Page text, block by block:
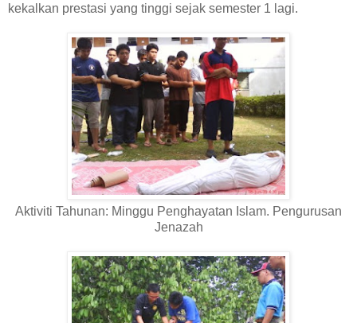
kekalkan prestasi yang tinggi sejak semester 1 lagi.
Aktiviti Tahunan: Minggu Penghayatan Islam. Pengurusan
Jenazah